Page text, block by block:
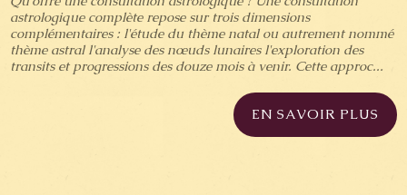
astrologique complète repose sur trois dimensions
complémentaires : l'étude du thème natal ou autrement nommé
thème astral l'analyse des nœuds lunaires l'exploration des
transits et progressions des douze mois à venir. Cette approc...
EN SAVOIR PLUS